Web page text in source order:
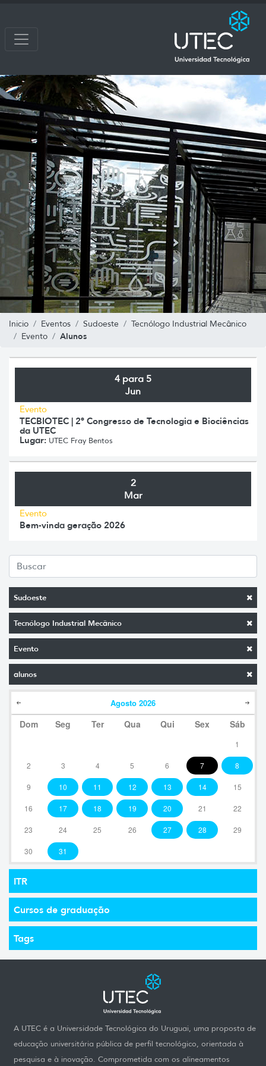
Inicio Eventos Sudoeste
Tecnólogo Industrial Mecânico
Evento
Alunos
Sudoeste
Tecnólogo Industrial Mecânico
Evento
alunos
Agosto 2026
Dom Seg Ter Qua Qui Sex Sáb
1
2 3 4 5 6 7 8
9 10 11 12 13 14 15
16 17 18 19 20 21 22
23 24 25 26 27 28 29
30 31
ITR
Cursos de graduação
Tags
4 para 5
Jun
Evento
TECBIOTEC | 2º Congresso de Tecnologia e Biociências
da UTEC
Lugar: UTEC Fray Bentos
2
Mar
Evento
Bem-vinda geração 2026
A UTEC é a Universidade Tecnológica do Uruguai, uma proposta de
educação universitária pública de perfil tecnológico, orientada à
pesquisa e à inovação. Comprometida com os alineamentos